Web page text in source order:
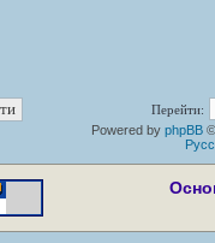
Перейти:
Powered by phpBB